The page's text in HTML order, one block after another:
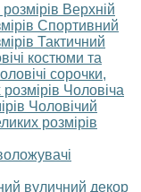
Верхній
Спортивний
Тактичний
костюми та
сорочки,
Чоловіча
Чоловічий
розмірів
вуличний декор